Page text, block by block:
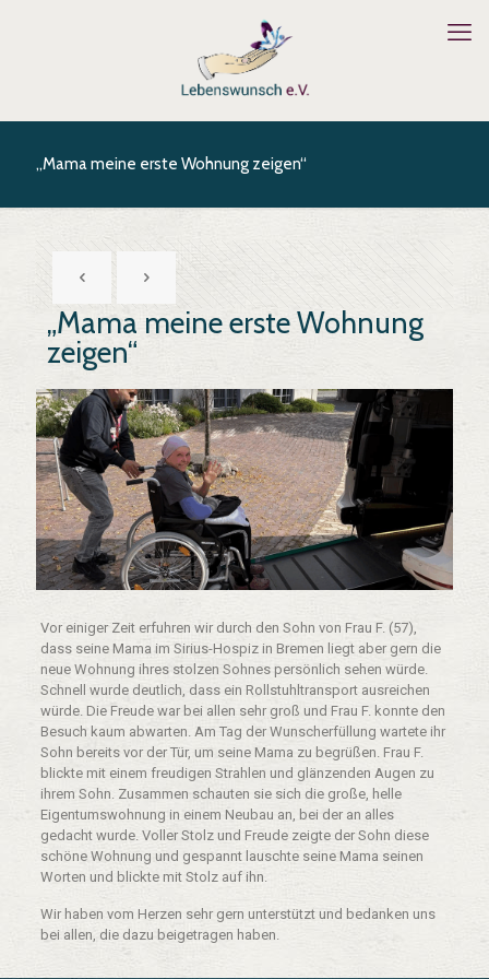
„Mama meine erste Wohnung zeigen“
„Mama meine erste Wohnung
zeigen“
Vor einiger Zeit erfuhren wir durch den Sohn von Frau F. (57),
dass seine Mama im Sirius-Hospiz in Bremen liegt aber gern die
neue Wohnung ihres stolzen Sohnes persönlich sehen würde.
Schnell wurde deutlich, dass ein Rollstuhltransport ausreichen
würde. Die Freude war bei allen sehr groß und Frau F. konnte den
Besuch kaum abwarten. Am Tag der Wunscherfüllung wartete ihr
Sohn bereits vor der Tür, um seine Mama zu begrüßen. Frau F.
blickte mit einem freudigen Strahlen und glänzenden Augen zu
ihrem Sohn. Zusammen schauten sie sich die große, helle
Eigentumswohnung in einem Neubau an, bei der an alles
gedacht wurde. Voller Stolz und Freude zeigte der Sohn diese
schöne Wohnung und gespannt lauschte seine Mama seinen
Worten und blickte mit Stolz auf ihn.
Wir haben vom Herzen sehr gern unterstützt und bedanken uns
bei allen, die dazu beigetragen haben.